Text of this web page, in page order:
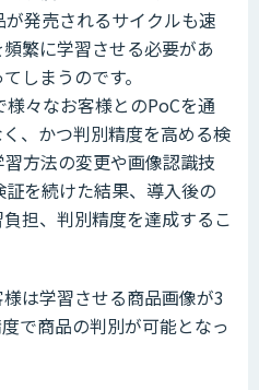
発売されるサイクルも速
繁に学習させる必要があ
しまうのです。
々なお客様とのPoCを通
、かつ判別精度を高める検
方法の変更や画像認識技
を続けた結果、導入後の
担、判別精度を達成するこ
は学習させる商品画像が3
で商品の判別が可能となっ